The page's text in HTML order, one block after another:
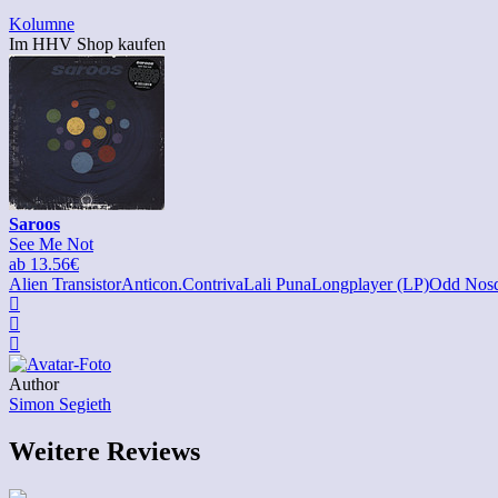
Kolumne
Im HHV Shop kaufen
Saroos
See Me Not
ab 13.56€
Alien TransistorAnticon.ContrivaLali PunaLongplayer (LP)Odd
Author
Simon Segieth
Weitere Reviews